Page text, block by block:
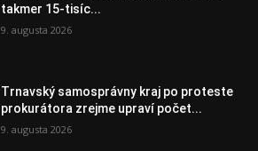
takmer 15-tisíc...
9. augusta 2026
Trnavský samosprávny kraj po proteste
prokurátora zrejme upraví počet...
9. augusta 2026